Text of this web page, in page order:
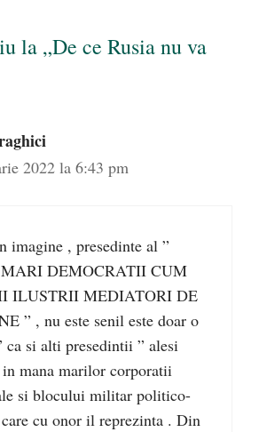
la „De ce Rusia nu va
2022 la 6:43 pm
imagine , presedinte al ”
DEMOCRATII CUM
ILUSTRII MEDIATORI DE
” , nu este senil este doar o
ca si alti presedintii ” alesi
mana marilor corporatii
si blocului militar politico-
cu onor il reprezinta . Din